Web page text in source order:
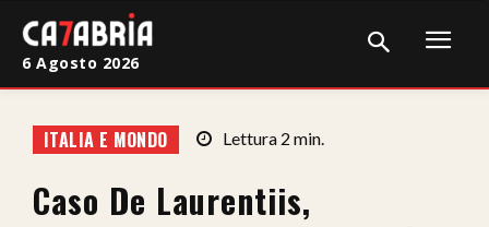
Cronaca
Giudiziaria
6 Agosto 2026
ITALIA E MONDO Lettura 2 min.
Caso De Laurentiis,